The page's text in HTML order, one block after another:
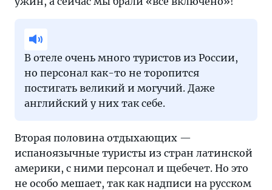
В отеле очень много туристов из России,
но персонал как-то не торопится
постигать великий и могучий. Даже
английский у них так себе.
Вторая половина отдыхающих —
испаноязычные туристы из стран латинской
америки, с ними персонал и щебечет. Но это
не особо мешает, так как надписи на русском